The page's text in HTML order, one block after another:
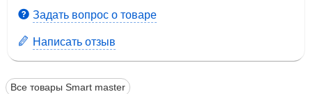
Задать вопрос о товаре
Написать отзыв
Все товары Smart master